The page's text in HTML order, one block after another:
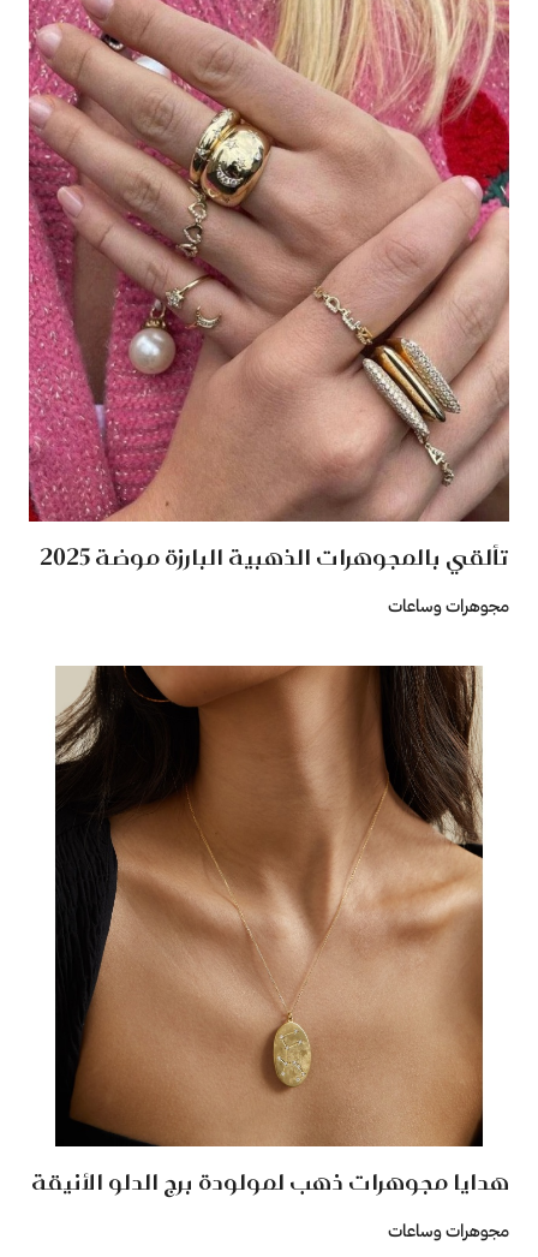
تألقي بالمجوهرات الذهبية البارزة موضة 2025
مجوهرات وساعات
هدايا مجوهرات ذهب لمولودة برج الدلو الأنيقة
مجوهرات وساعات